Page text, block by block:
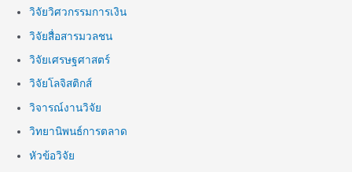
วิจัยวิศวกรรมการเงิน
วิจัยสื่อสารมวลชน
วิจัยเศรษฐศาสตร์
วิจัยโลจิสติกส์
วิจารณ์งานวิจัย
วิทยานิพนธ์การตลาด
หัวข้อวิจัย